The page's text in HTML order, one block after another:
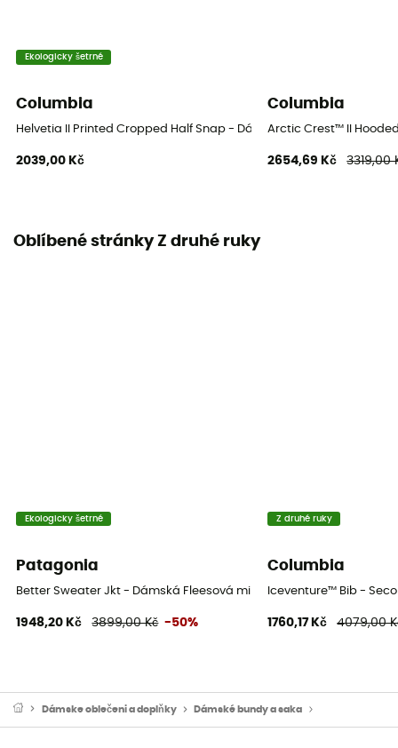
Ekologicky šetrné
Columbia
Helvetia II Printed Cropped Half Snap - Dámská fleesová mikina
2039,00 Kč
Columbia
Arctic Crest™ II
2654,69 Kč 3319,00
Oblíbené stránky Z druhé ruky
Ekologicky šetrné
Patagonia
Better Sweater Jkt - Dámská Fleesová mikina
1948,20 Kč 3899,00 Kč -50%
Z druhé ruky
Columbia
Iceventure™ Bib -
1760,17 Kč 4079,00
Dámske oblečeni a doplňky Dámské bundy a saka